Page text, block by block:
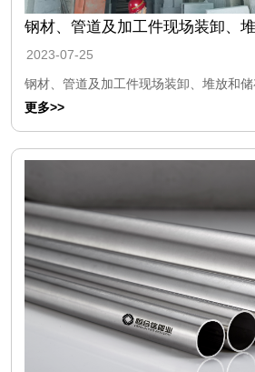
钢材、管道及加工件现场装卸、
2023-07-25
钢材、管道及加工件现场装卸、堆放和
更多>>